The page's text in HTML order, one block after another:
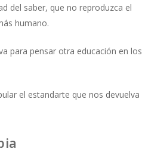
del saber, que no reproduzca el
humano.
para pensar otra educación en los
el estandarte que nos devuelva